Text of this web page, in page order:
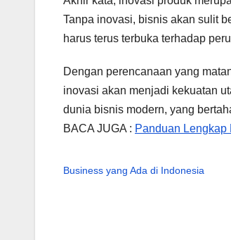
Tanpa inovasi, bisnis akan sulit
harus terus terbuka terhadap
Dengan perencanaan yang
inovasi akan menjadi kekuatan
dunia bisnis modern, yang
BACA JUGA : Panduan
Business yang Ada di Indonesia